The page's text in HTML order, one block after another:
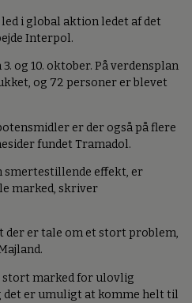
i global aktion ledet af det
Interpol.
og 10. oktober. På verdensplan
og 72 personer er blevet
er der også på flere
fundet Tramadol.
smertestillende effekt, er
marked, skriver
der er tale om et stort problem,
marked for ulovlig
det er umuligt at komme helt til